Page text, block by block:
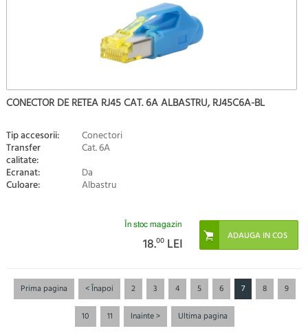
CONECTOR DE RETEA RJ45 CAT. 6A ALBASTRU, RJ45C6A-BL
Tip accesorii: Conectori
Transfer
calitate:
Cat. 6A
Ecranat:
Da
Culoare: Albastru
În stoc magazin
18.00 LEI
Prima pagina < Înapoi 2 3 4 5 6 7 8
9
10
11 Inainte > Ultima pagina